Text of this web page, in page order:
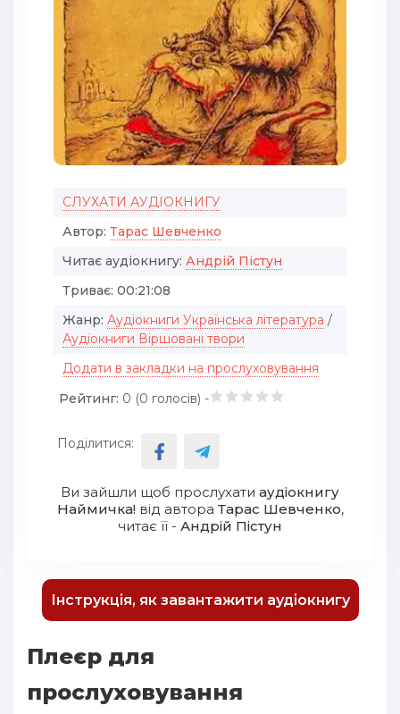
СЛУХАТИ АУДІОКНИГУ
Автор: Тарас Шевченко
Читає аудіокнигу: Андрій Пістун
Триває: 00:21:08
Жанр: Аудіокниги Українська література /
Аудіокниги Віршовані твори
Додати в закладки на прослуховування
Рейтинг: 0 (0 голосів) -
Поділитися:
Ви зайшли щоб прослухати аудіокнигу
Наймичка!від автора Тарас Шевченко,
читає її - Андрій Пістун
Інструкція, як завантажити аудіокнигу
Плеєр для
прослуховування